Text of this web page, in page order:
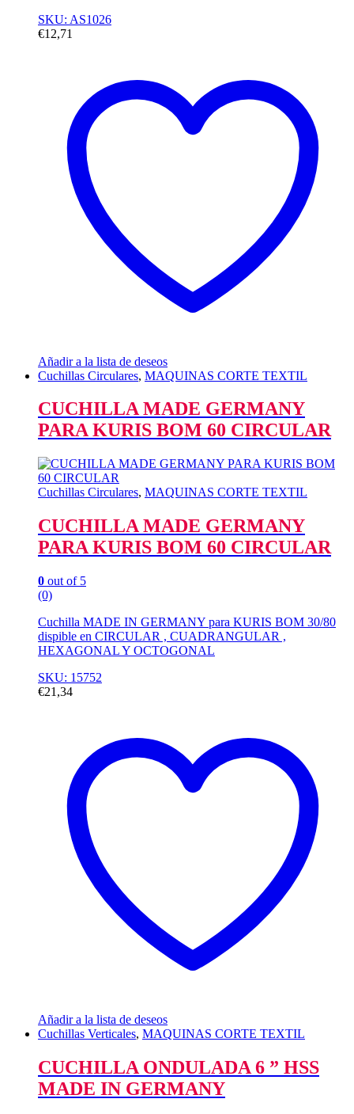
SKU: AS1026
€12,71
Añadir a la lista de deseos
Cuchillas Circulares, MAQUINAS CORTE TEXTIL
CUCHILLA MADE GERMANY
PARA KURIS BOM 60 CIRCULAR
Cuchillas Circulares, MAQUINAS CORTE TEXTIL
CUCHILLA MADE GERMANY
PARA KURIS BOM 60 CIRCULAR
0 out of 5
(0)
Cuchilla MADE IN GERMANY para KURIS BOM 30/80
dispible en CIRCULAR , CUADRANGULAR ,
HEXAGONAL Y OCTOGONAL
SKU: 15752
€21,34
Añadir a la lista de deseos
Cuchillas Verticales, MAQUINAS CORTE TEXTIL
CUCHILLA ONDULADA 6 ” HSS
MADE IN GERMANY